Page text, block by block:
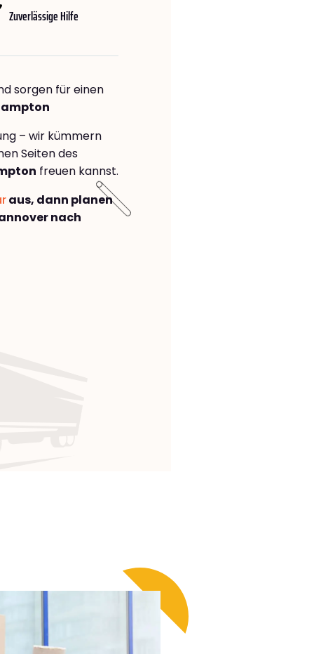
Zuverlässige Hilfe
sorgen für einen
– wir kümmern
Seiten des
freuen kannst.
aus, dann planen
nach